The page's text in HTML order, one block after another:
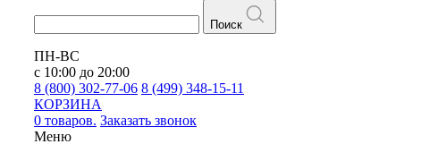
Поиск
ПН-ВС
с 10:00 до 20:00
8 (800) 302-77-06 8 (499) 348-15-11
КОРЗИНА
0 товаров. Заказать звонок
Меню